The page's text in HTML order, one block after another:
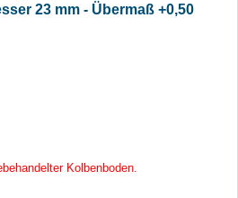
23 mm - Übermaß +0,50
Kolbenboden.